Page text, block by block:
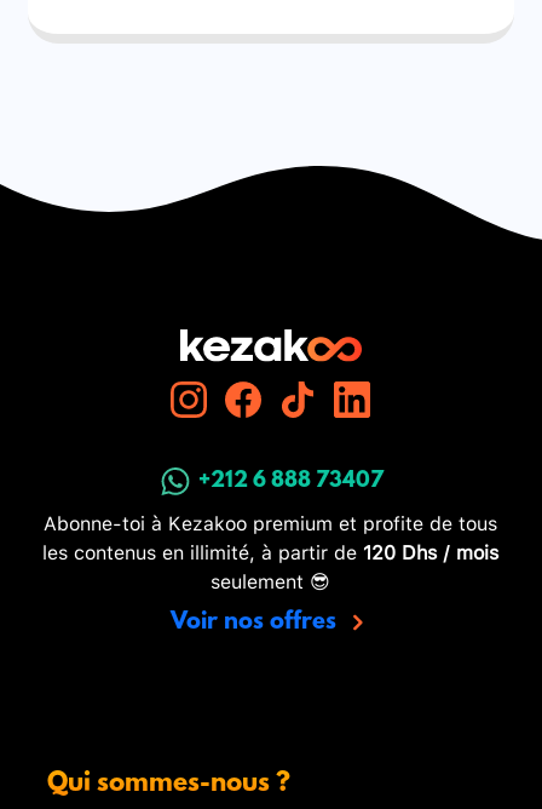
+212 6 888 73407
Abonne-toi à Kezakoo premium et profite de tous
les contenus en illimité, à partir de 120 Dhs / mois
seulement 😎
Voir nos offres
Qui sommes-nous ?